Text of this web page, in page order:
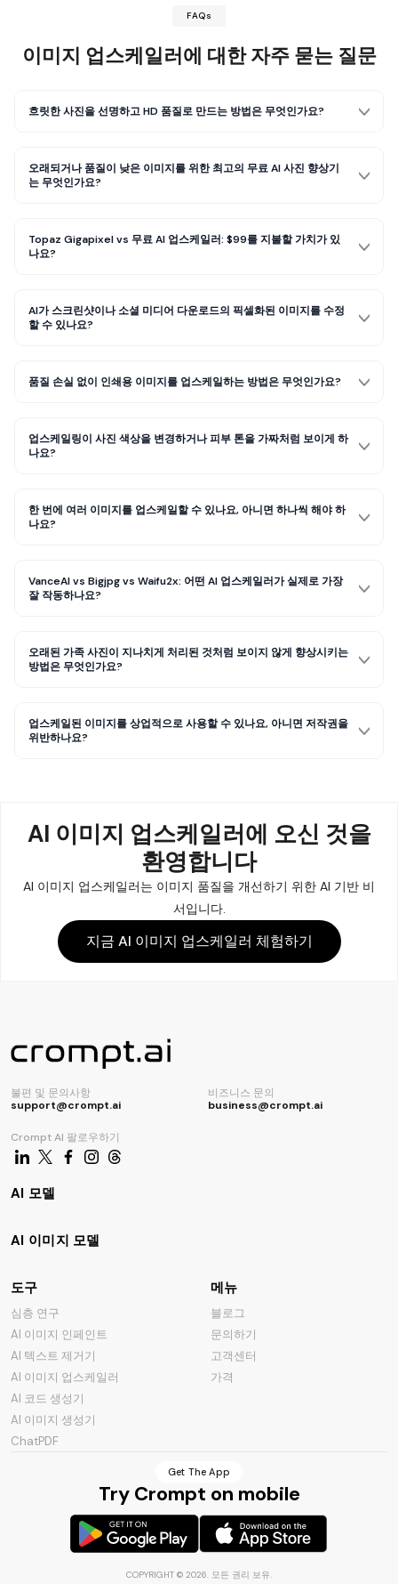
FAQs
이미지 업스케일러에 대한 자주 묻는 질문
흐릿한 사진을 선명하고 HD 품질로 만드는 방법은 무엇인가요?
오래되거나 품질이 낮은 이미지를 위한 최고의 무료 AI 사진 향상기
는 무엇인가요?
Topaz Gigapixel vs 무료 AI 업스케일러: $99를 지불할 가치가 있
나요?
AI가 스크린샷이나 소셜 미디어 다운로드의 픽셀화된 이미지를 수정
할 수 있나요?
품질 손실 없이 인쇄용 이미지를 업스케일하는 방법은 무엇인가요?
업스케일링이 사진 색상을 변경하거나 피부 톤을 가짜처럼 보이게 하
나요?
한 번에 여러 이미지를 업스케일할 수 있나요, 아니면 하나씩 해야 하
나요?
VanceAI vs Bigjpg vs Waifu2x: 어떤 AI 업스케일러가 실제로 가장
잘 작동하나요?
오래된 가족 사진이 지나치게 처리된 것처럼 보이지 않게 향상시키는
방법은 무엇인가요?
업스케일된 이미지를 상업적으로 사용할 수 있나요, 아니면 저작권을
위반하나요?
AI 이미지 업스케일러에 오신 것을
환영합니다
AI 이미지 업스케일러는 이미지 품질을 개선하기 위한 AI 기반 비
서입니다.
지금 AI 이미지 업스케일러 체험하기
불편 및 문의사항
support@crompt.ai
비즈니스 문의
business@crompt.ai
Crompt AI 팔로우하기
AI 모델
AI 이미지 모델
도구
심층 연구
AI 이미지 인페인트
AI 텍스트 제거기
AI 이미지 업스케일러
AI 코드 생성기
AI 이미지 생성기
ChatPDF
메뉴
블로그
문의하기
고객센터
가격
Get The App
Try Crompt on mobile
COPYRIGHT © 2026. 모든 권리 보유.